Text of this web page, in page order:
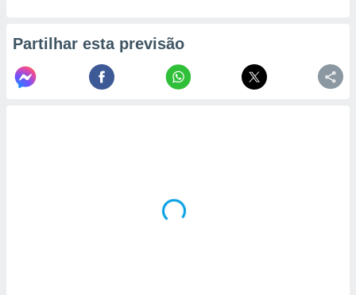
Partilhar esta previsão